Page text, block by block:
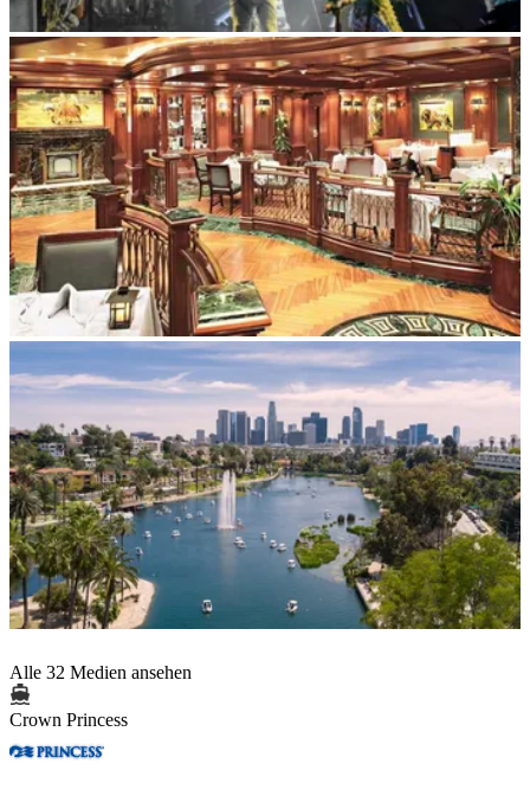
Alle 32 Medien ansehen
Crown Princess